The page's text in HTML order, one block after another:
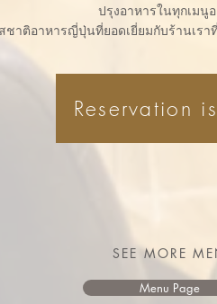
ปรุงอาหารในทุกเมนู
าติอาหารญี่ปุ่นที่ยอดเยี่ยมกับร้านเร
Reservation
Menu Page
SEE MORE